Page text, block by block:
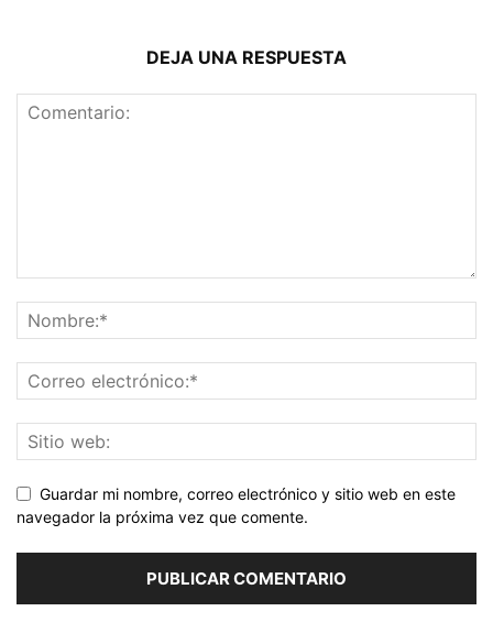
DEJA UNA RESPUESTA
Guardar mi nombre, correo electrónico y sitio web en este
navegador la próxima vez que comente.